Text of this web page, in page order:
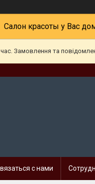
Салон красоты у Вас
Замовлення та
с нами